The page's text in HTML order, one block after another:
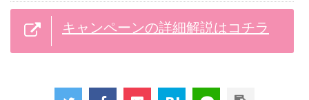
キャンペーンの詳細解説はコチラ